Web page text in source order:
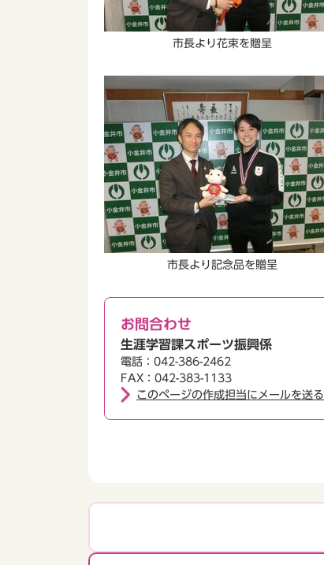
市長より花束を贈呈
市長より記念品を贈呈
お問合わせ
生涯学習課スポーツ振興係
電話：042-386-2462
FAX：042-383-1133
このページの作成担当にメールを送る